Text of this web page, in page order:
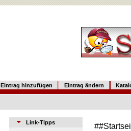
Eintrag hinzufügen Eintrag ändern
Link-Tipps